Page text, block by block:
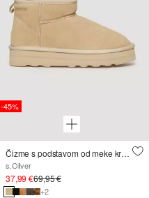
-45%
Čizme s podstavom od meke krznene tkanine
s.Oliver
37,99 €69,95 €
+2